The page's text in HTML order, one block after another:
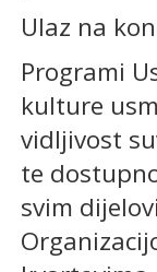
Ulaz na
Programi
kulture
vidljivost
te
svim